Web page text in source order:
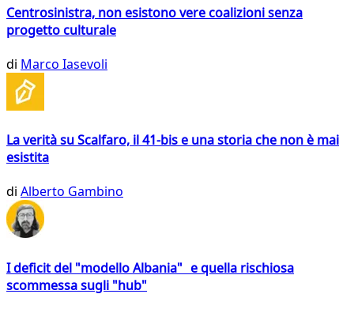
Centrosinistra, non esistono vere coalizioni senza
progetto culturale
di Marco Iasevoli
La verità su Scalfaro, il 41-bis e una storia che non è mai
esistita
di Alberto Gambino
I deficit del "modello Albania" e quella rischiosa
scommessa sugli "hub"